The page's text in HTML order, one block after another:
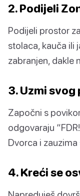
2. Podijeli
Podijeli prostor
stolaca, kauča ili
zabranjen, dakle
3. Uzmi
Započni s
odgovaraju
Dvorca i
4. Kreći se